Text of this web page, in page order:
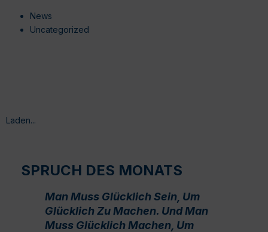
News
Uncategorized
Laden...
SPRUCH DES MONATS
Man Muss Glücklich Sein, Um
Glücklich Zu Machen. Und Man
Muss Glücklich Machen, Um